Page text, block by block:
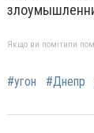
Якщо ви помітили
#угон #Днепр